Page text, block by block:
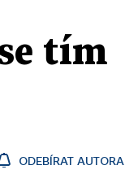
tím
ODEBÍRAT AUTORA